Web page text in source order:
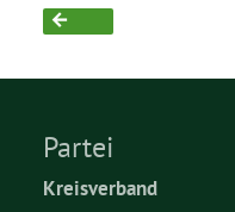
Partei
Kreisverband